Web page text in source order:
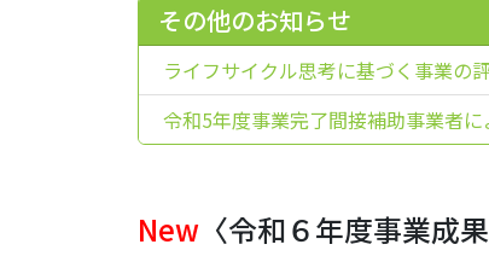
その他のお知らせ
ライフサイクル思考に基づく事業の
令和5年度事業完了間接補助事業者
New 〈令和６年度事業成